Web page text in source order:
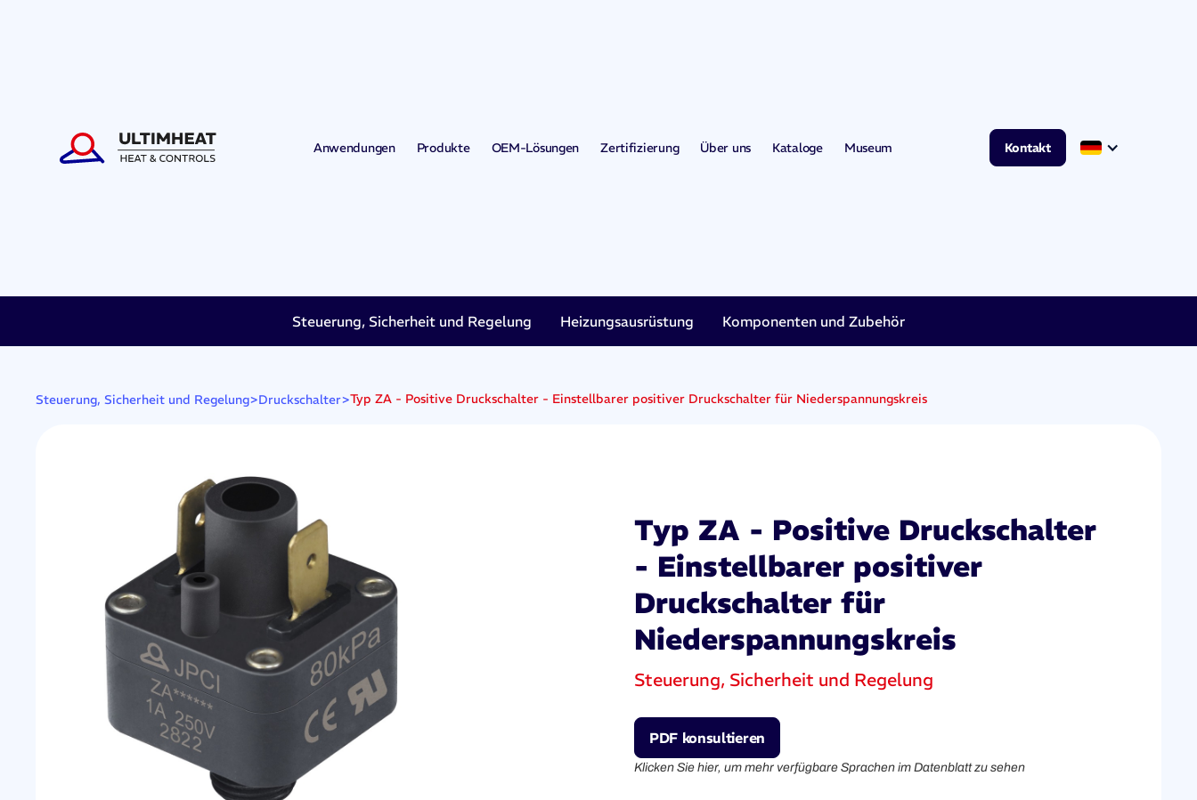
Anwendungen Produkte OEM-Lösungen Zertifizierung Über uns Kataloge Museum Kontakt
Steuerung, Sicherheit und Regelung Heizungsausrüstung Komponenten und Zubehör
Steuerung, Sicherheit und Regelung>Druckschalter>Typ ZA - Positive Druckschalter - Einstellbarer positiver Druckschalter für Niederspannungskreis
Typ ZA - Positive Druckschalter
- Einstellbarer positiver
Druckschalter für
Niederspannungskreis
Steuerung, Sicherheit und Regelung
PDF konsultieren
Klicken Sie hier, um mehr verfügbare Sprachen im Datenblatt zu sehen